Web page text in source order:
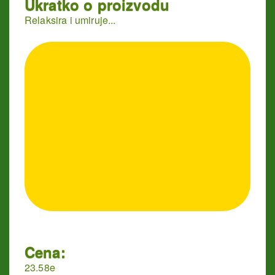
Ukratko o proizvodu
Relaksira i umiruje...
Cena:
23.58e